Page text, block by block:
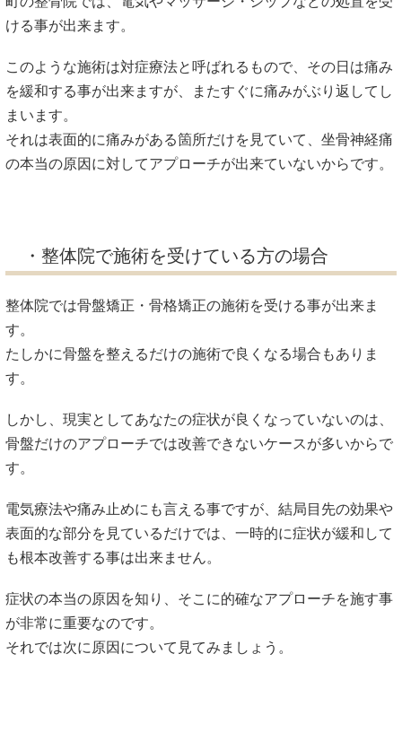
ける事が出来ます。
このような施術は対症療法と呼ばれるもので、その日は痛み
を緩和する事が出来ますが、またすぐに痛みがぶり返してし
まいます。
それは表面的に痛みがある箇所だけを見ていて、坐骨神経痛
の本当の原因に対してアプローチが出来ていないからです。
・整体院で施術を受けている方の場合
整体院では骨盤矯正・骨格矯正の施術を受ける事が出来ま
す。
たしかに骨盤を整えるだけの施術で良くなる場合もありま
す。
しかし、現実としてあなたの症状が良くなっていないのは、
骨盤だけのアプローチでは改善できないケースが多いからで
す。
電気療法や痛み止めにも言える事ですが、結局目先の効果や
表面的な部分を見ているだけでは、一時的に症状が緩和して
も根本改善する事は出来ません。
症状の本当の原因を知り、そこに的確なアプローチを施す事
が非常に重要なのです。
それでは次に原因について見てみましょう。